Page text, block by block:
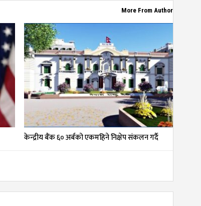
More From Author
केन्द्रीय बैंक ६० अर्बको एकमहिने निक्षेप संकलन गर्दै